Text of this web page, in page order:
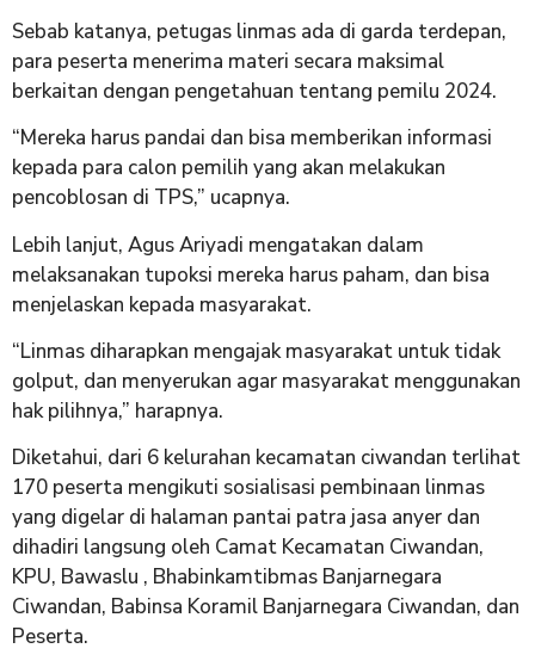
Sebab katanya, petugas linmas ada di garda terdepan,
para peserta menerima materi secara maksimal
berkaitan dengan pengetahuan tentang pemilu 2024.
“Mereka harus pandai dan bisa memberikan informasi
kepada para calon pemilih yang akan melakukan
pencoblosan di TPS,” ucapnya.
Lebih lanjut, Agus Ariyadi mengatakan dalam
melaksanakan tupoksi mereka harus paham, dan bisa
menjelaskan kepada masyarakat.
“Linmas diharapkan mengajak masyarakat untuk tidak
golput, dan menyerukan agar masyarakat menggunakan
hak pilihnya,” harapnya.
Diketahui, dari 6 kelurahan kecamatan ciwandan terlihat
170 peserta mengikuti sosialisasi pembinaan linmas
yang digelar di halaman pantai patra jasa anyer dan
dihadiri langsung oleh Camat Kecamatan Ciwandan,
KPU, Bawaslu , Bhabinkamtibmas Banjarnegara
Ciwandan, Babinsa Koramil Banjarnegara Ciwandan, dan
Peserta.